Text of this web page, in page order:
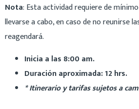
Nota: Esta actividad requiere de
llevarse a cabo, en caso de no reunirse
reagendará.
Inicia a las 8:00 am.
Duración aproximada: 12 hrs.
* Itinerario y tarifas sujetos a